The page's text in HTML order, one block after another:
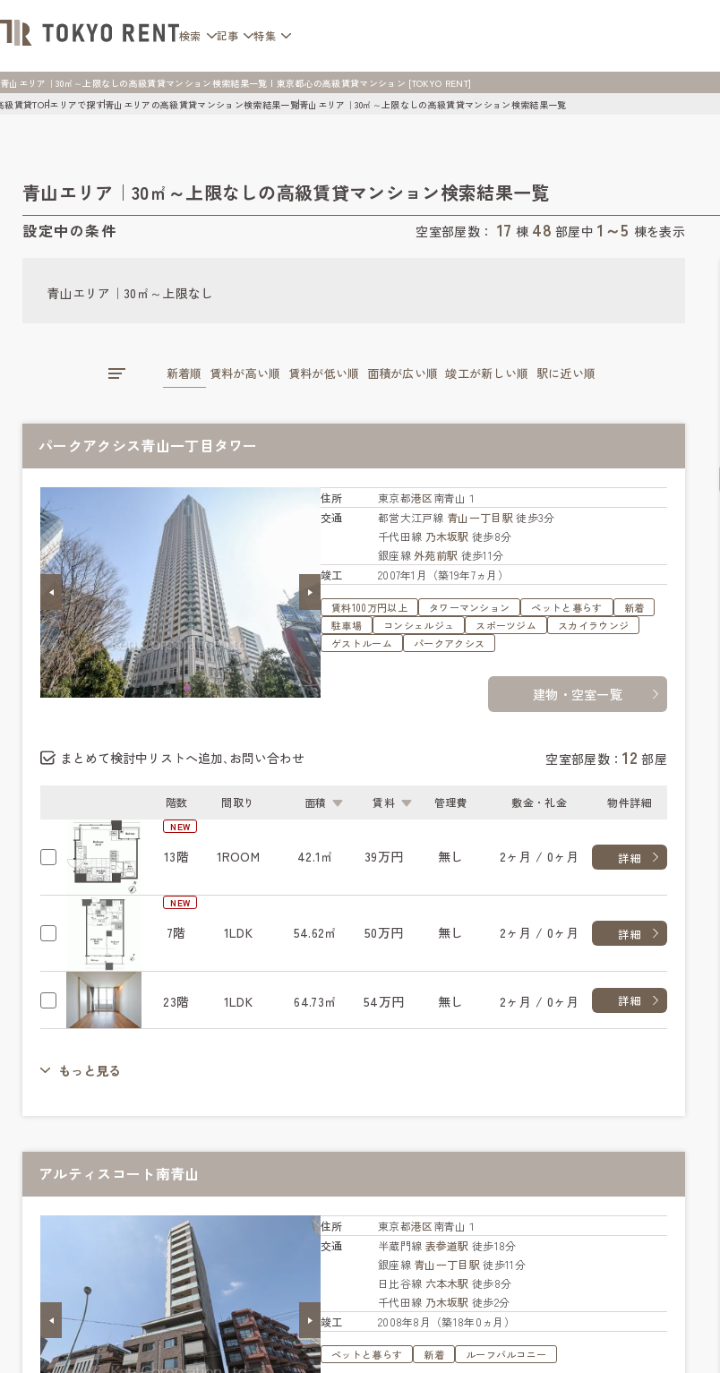
検索 記事 特集
青山エリア｜30㎡～上限なしの高級賃貸マンション検索結果一覧 | 東京都心の高級賃貸マンション [TOKYO RENT]
級賃貸TOPエリアで探す青山エリアの高級賃貸マンション検索結果一覧青山エリア｜30㎡～上限なしの高級賃貸マンション検索結果一覧
青山エリア｜30㎡～上限なしの高級賃貸マンション検索結果一覧
設定中の条件 空室部屋数： 17 棟 48 部屋中1～5 棟を表示
青山エリア｜30㎡～上限なし
新着順 賃料が高い順 賃料が低い順 面積が広い順 竣工が新しい順 駅に近い順
パークアクシス青山一丁目タワー
住所 東京都港区南青山１
交通
都営大江戸線 青山一丁目駅 徒歩3分
千代田線 乃木坂駅 徒歩8分
銀座線外苑前駅 徒歩11分
竣工
2007年1月（築19年7ヵ月）
賃料100万円以上 タワーマンション ペットと暮らす
新着
駐車場
コンシェルジュ スポーツジム
スカイラウンジ
ゲストルーム
パークアクシス
建物・空室一覧
まとめて検討中リストへ追加､お問い合わせ 空室部屋数：12 部屋
階数 間取り 面積 賃料 管理費 敷金・礼金 物件詳細
NEW
詳細
13階 1ROOM 42.1㎡ 39万円 無し 2ヶ月 / 0ヶ月
NEW
詳細
7階 1LDK 54.62㎡ 50万円 無し 2ヶ月 / 0ヶ月
詳細
23階 1LDK 64.73㎡ 54万円 無し 2ヶ月 / 0ヶ月
もっと見る
アルティスコート南青山
住所 東京都港区南青山１
交通
半蔵門線 表参道駅 徒歩18分
銀座線 青山一丁目駅 徒歩11分
日比谷線 六本木駅 徒歩8分
千代田線 乃木坂駅 徒歩2分
竣工
2008年8月（築18年0ヵ月）
ペットと暮らす 新着 ルーフバルコニー